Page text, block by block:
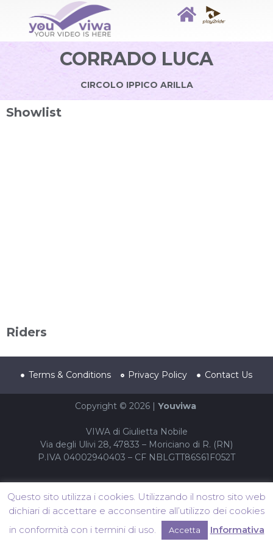
CORRADO LUCA
CIRCOLO IPPICO ARILLA
Showlist
Riders
Terms & Conditions Privacy Policy Contact Us
Copyright © 2026 | Youviwa
VIWA di Giulietta Nobile
Via degli Ulivi 28, 47833 – Moriciano di R. (RN)
P.IVA 04002940403 – CF NBLGTT86S61F052T
Questo sito utilizza i cookies. Utilizzando il nostro sito web
dichiari di accettare e acconsentire all’utilizzo dei cookies
in conformità con i termini di uso.
Accetta Informativa